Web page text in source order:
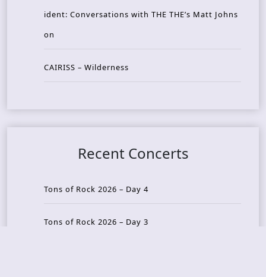
ident: Conversations with THE THE’s Matt Johns
on
CAIRISS – Wilderness
Recent Concerts
Tons of Rock 2026 – Day 4
Tons of Rock 2026 – Day 3